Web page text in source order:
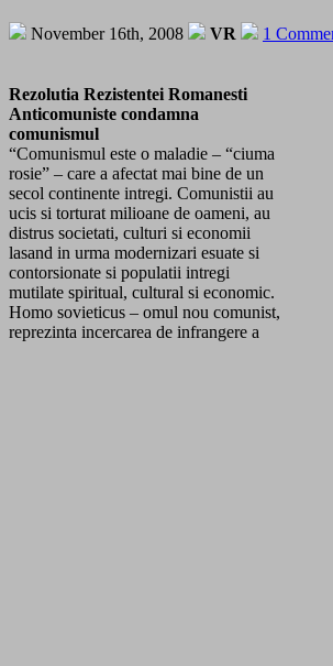
November 16th, 2008 VR 1
Rezolutia Rezistentei Romanesti
Anticomuniste condamna
comunismul
“Comunismul este o maladie – “ciuma
rosie” – care a afectat mai bine de un
secol continente intregi. Comunistii au
ucis si torturat milioane de oameni, au
distrus societati, culturi si economii
lasand in urma modernizari esuate si
contorsionate si populatii intregi
mutilate spiritual, cultural si economic.
Homo sovieticus – omul nou comunist,
reprezinta incercarea de infrangere a